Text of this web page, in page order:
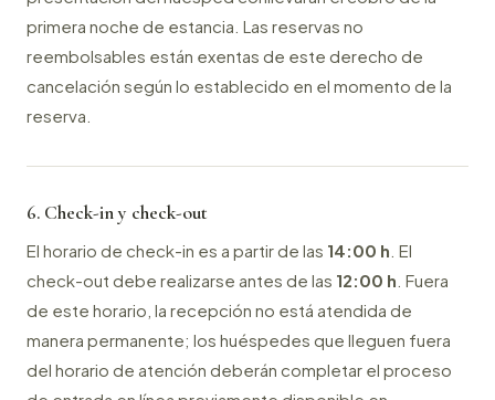
primera noche de estancia. Las reservas no
reembolsables están exentas de este derecho de
cancelación según lo establecido en el momento de la
reserva.
6. Check-in y check-out
El horario de check-in es a partir de las 14:00 h . El
check-out debe realizarse antes de las 12:00 h . Fuera
de este horario, la recepción no está atendida de
manera permanente; los huéspedes que lleguen fuera
del horario de atención deberán completar el proceso